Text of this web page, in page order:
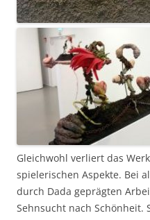
Gleichwohl verliert das
spielerischen Aspekte. Bei
durch Dada geprägten
Sehnsucht nach Schönheit.